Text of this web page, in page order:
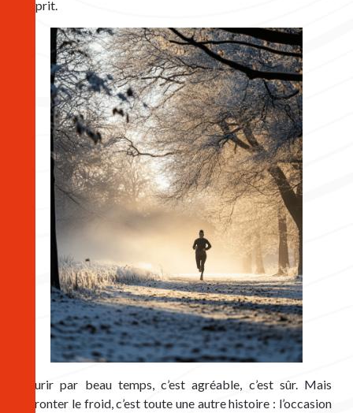
l’esprit.
Courir par beau temps, c’est agréable, c’est sûr. Mais
affronter le froid, c’est toute une autre histoire : l’occasion